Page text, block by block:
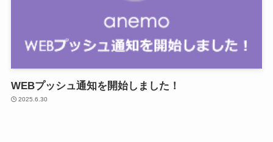
WEBプッシュ通知を開始しました！
2025.6.30